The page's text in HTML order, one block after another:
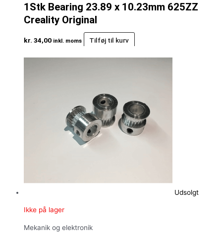
1Stk Bearing 23.89 x 10.23mm 625ZZ
Creality Original
kr. 34,00 inkl. moms Tilføj til kurv
Udsolgt
Ikke på lager
Mekanik og elektronik